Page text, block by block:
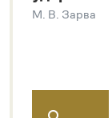
М. В. Зарва